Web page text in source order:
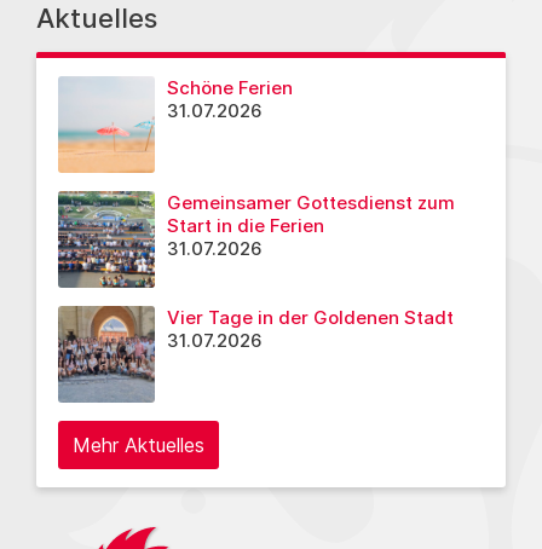
Aktuelles
Schöne Ferien
31.07.2026
Gemeinsamer Gottesdienst zum
Start in die Ferien
31.07.2026
Vier Tage in der Goldenen Stadt
31.07.2026
Mehr Aktuelles